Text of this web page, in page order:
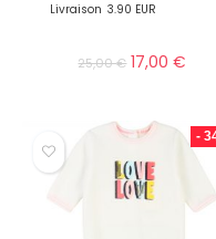
Livraison 3.90 EUR
25,00€ 17,00€
-